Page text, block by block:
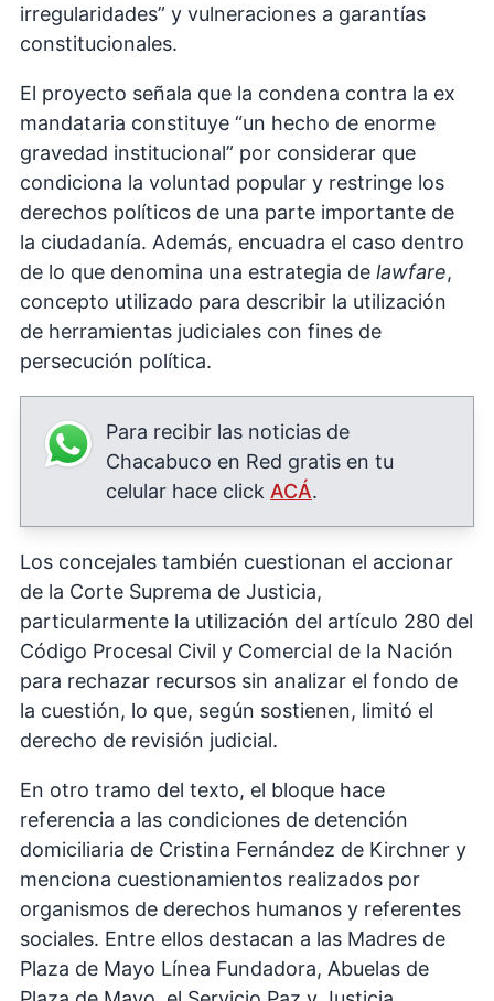
irregularidades” y vulneraciones a garantías
constitucionales.
El proyecto señala que la condena contra la ex
mandataria constituye “un hecho de enorme
gravedad institucional” por considerar que
condiciona la voluntad popular y restringe los
derechos políticos de una parte importante de
la ciudadanía. Además, encuadra el caso dentro
de lo que denomina una estrategia de lawfare,
concepto utilizado para describir la utilización
de herramientas judiciales con fines de
persecución política.
Para recibir las noticias de
Chacabuco en Red gratis en tu
celular hace click ACÁ.
Los concejales también cuestionan el accionar
de la Corte Suprema de Justicia,
particularmente la utilización del artículo 280 del
Código Procesal Civil y Comercial de la Nación
para rechazar recursos sin analizar el fondo de
la cuestión, lo que, según sostienen, limitó el
derecho de revisión judicial.
En otro tramo del texto, el bloque hace
referencia a las condiciones de detención
domiciliaria de Cristina Fernández de Kirchner y
menciona cuestionamientos realizados por
organismos de derechos humanos y referentes
sociales. Entre ellos destacan a las Madres de
Plaza de Mayo Línea Fundadora, Abuelas de